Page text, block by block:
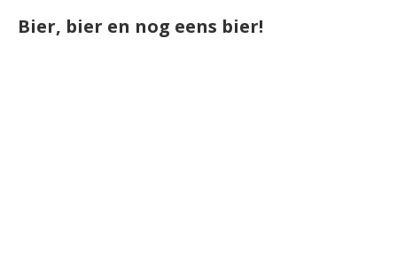
Bier, bier en nog eens bier!